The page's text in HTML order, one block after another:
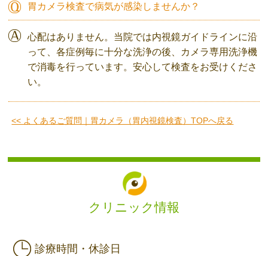
胃カメラ検査で病気が感染しませんか？
心配はありません。当院では内視鏡ガイドラインに沿
って、各症例毎に十分な洗浄の後、カメラ専用洗浄機
で消毒を行っています。安心して検査をお受けくださ
い。
<< よくあるご質問｜胃カメラ（胃内視鏡検査）TOPへ戻る
クリニック情報
診療時間・休診日